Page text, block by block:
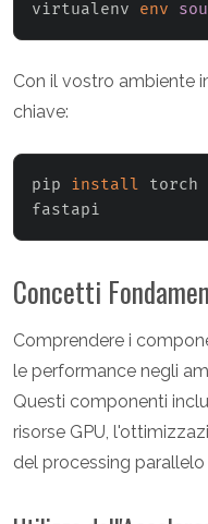
virtualenv env
Con il vostro ambiente
chiave:
pip install torch
fastapi
Concetti
Comprendere i
le performance negli
Questi componenti
risorse GPU,
del processing